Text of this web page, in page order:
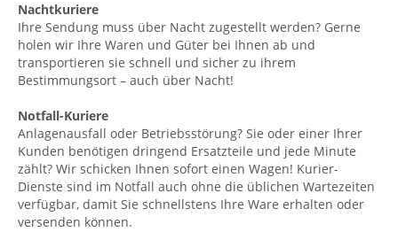
Nachtkuriere
Ihre Sendung muss über Nacht zugestellt werden? Gerne
holen wir Ihre Waren und Güter bei Ihnen ab und
transportieren sie schnell und sicher zu ihrem
Bestimmungsort – auch über Nacht!
Notfall-Kuriere
Anlagenausfall oder Betriebsstörung? Sie oder einer Ihrer
Kunden benötigen dringend Ersatzteile und jede Minute
zählt? Wir schicken Ihnen sofort einen Wagen! Kurier-
Dienste sind im Notfall auch ohne die üblichen Wartezeiten
verfügbar, damit Sie schnellstens Ihre Ware erhalten oder
versenden können.